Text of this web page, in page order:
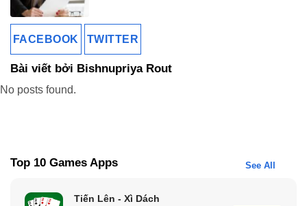
FACEBOOK TWITTER
Bài viết bởi Bishnupriya Rout
No posts found.
Top 10 Games Apps See All
Tiến Lên - Xì Dách